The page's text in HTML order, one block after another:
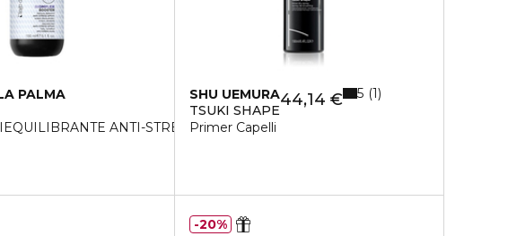
PALMA
ANTI-STRESS SPRAY
SHU UEMURA
TSUKI SHAPE
Primer Capelli
44,14 € 5 1
20%